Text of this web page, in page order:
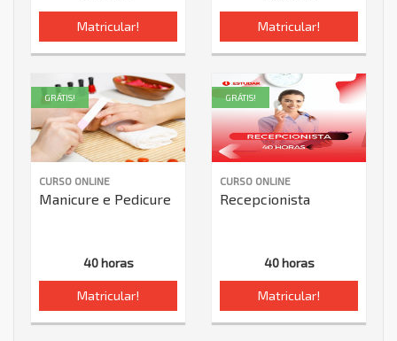
Matricular! Matricular!
CURSO ONLINE
Manicure e Pedicure
40 horas
Matricular!
GRÁTIS!
CURSO ONLINE
Recepcionista
40 horas
Matricular!
GRÁTIS!